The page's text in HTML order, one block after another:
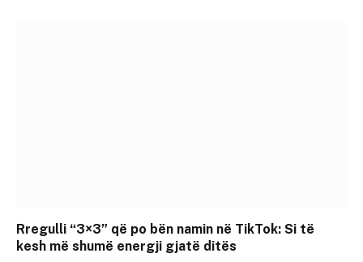
Rregulli “3×3” që po bën namin në TikTok: Si të
kesh më shumë energji gjatë ditës